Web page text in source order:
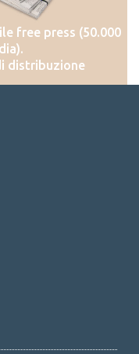
free press (50.000
distribuzione